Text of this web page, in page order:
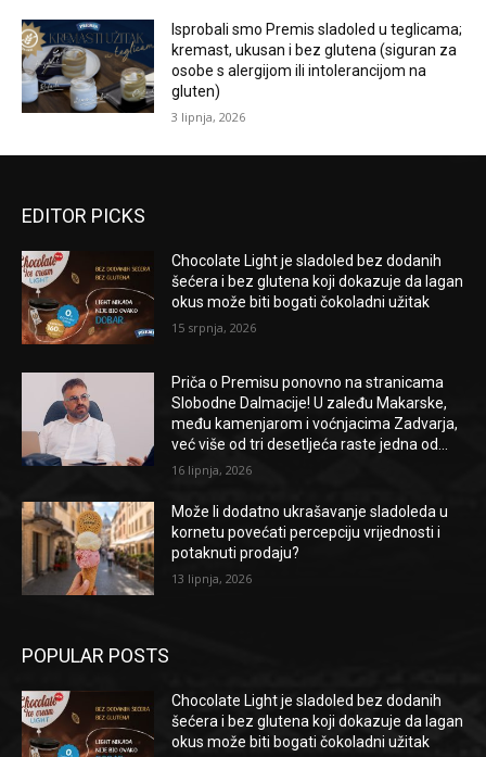
Isprobali smo Premis sladoled u teglicama;
kremast, ukusan i bez glutena (siguran za
osobe s alergijom ili intolerancijom na
gluten)
3 lipnja, 2026
EDITOR PICKS
Chocolate Light je sladoled bez dodanih
šećera i bez glutena koji dokazuje da lagan
okus može biti bogati čokoladni užitak
15 srpnja, 2026
Priča o Premisu ponovno na stranicama
Slobodne Dalmacije! U zaleđu Makarske,
među kamenjarom i voćnjacima Zadvarja,
već više od tri desetljeća raste jedna od...
16 lipnja, 2026
Može li dodatno ukrašavanje sladoleda u
kornetu povećati percepciju vrijednosti i
potaknuti prodaju?
13 lipnja, 2026
POPULAR POSTS
Chocolate Light je sladoled bez dodanih
šećera i bez glutena koji dokazuje da lagan
okus može biti bogati čokoladni užitak